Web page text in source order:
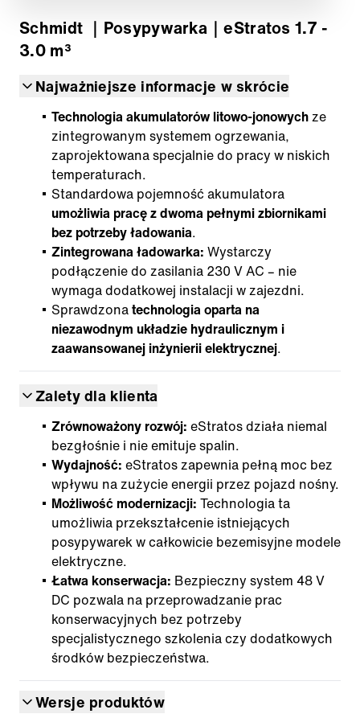
Schmidt ｜Posypywarka ｜eStratos 1.7 -
3.0 m³
Najważniejsze informacje w skrócie
Technologia akumulatorów litowo-jonowychze
zintegrowanym systemem ogrzewania,
zaprojektowana specjalnie do pracy w niskich
temperaturach.
Standardowa pojemność akumulatora
umożliwia pracę z dwoma pełnymi zbiornikami
bez potrzeby ładowania.
Zintegrowana ładowarka: Wystarczy
podłączenie do zasilania 230 V AC – nie
wymaga dodatkowej instalacji w zajezdni.
Sprawdzonatechnologia oparta na
niezawodnym układzie hydraulicznym i
zaawansowanej inżynierii elektrycznej.
Zalety dla klienta
Zrównoważony rozwój: eStratos działa niemal
bezgłośnie i nie emituje spalin.
Wydajność: eStratos zapewnia pełną moc bez
wpływu na zużycie energii przez pojazd nośny.
Możliwość modernizacji: Technologia ta
umożliwia przekształcenie istniejących
posypywarek w całkowicie bezemisyjne modele
elektryczne.
Łatwa konserwacja: Bezpieczny system 48 V
DC pozwala na przeprowadzanie prac
konserwacyjnych bez potrzeby
specjalistycznego szkolenia czy dodatkowych
środków bezpieczeństwa.
Wersje produktów